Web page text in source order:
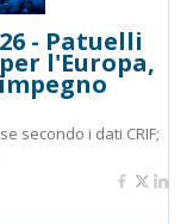
- Patuelli
l'Europa,
secondo i dati CRIF;